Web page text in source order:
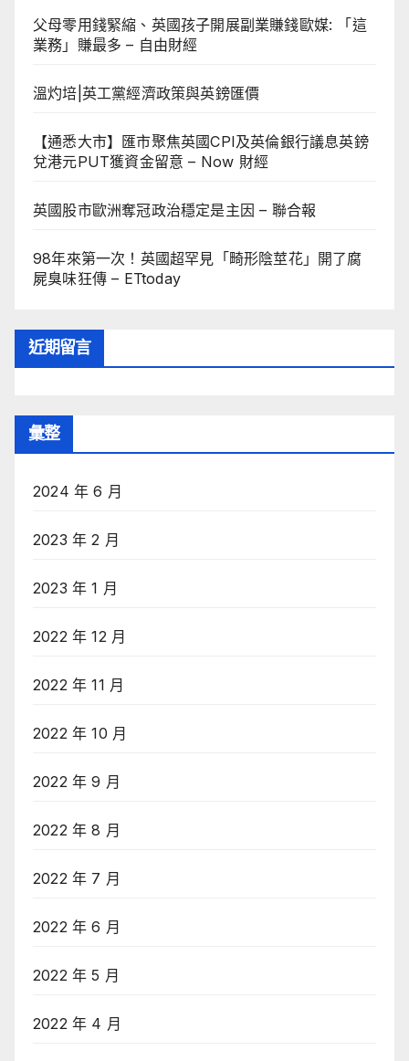
父母零用錢緊縮、英國孩子開展副業賺錢歐媒: 「這
業務」賺最多 – 自由財經
溫灼培|英工黨經濟政策與英鎊匯價
【通悉大市】匯市聚焦英國CPI及英倫銀行議息英鎊
兌港元PUT獲資金留意 – Now 財經
英國股市歐洲奪冠政治穩定是主因 – 聯合報
98年來第一次！英國超罕見「畸形陰莖花」開了腐
屍臭味狂傳 – ETtoday
近期留言
彙整
2024 年 6 月
2023 年 2 月
2023 年 1 月
2022 年 12 月
2022 年 11 月
2022 年 10 月
2022 年 9 月
2022 年 8 月
2022 年 7 月
2022 年 6 月
2022 年 5 月
2022 年 4 月